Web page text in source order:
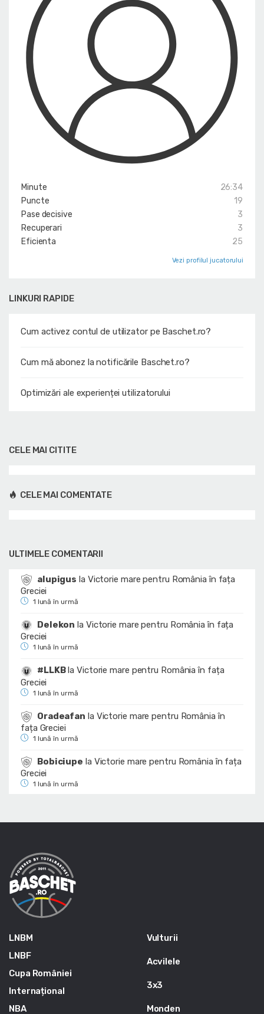
Minute
26:34
Puncte
19
Pase decisive
3
Recuperari
3
Eficienta
25
Vezi profilul jucatorului
LINKURI RAPIDE
Cum activez contul de utilizator pe Baschet.ro?
Cum mă abonez la notificările Baschet.ro?
Optimizări ale experienței utilizatorului
CELE MAI CITITE
CELE MAI COMENTATE
ULTIMELE COMENTARII
alupigus la Victorie mare pentru România în fața
Greciei
1 lună în urmă
Delekon la Victorie mare pentru România în fața
Greciei
1 lună în urmă
#LLKBlaVictorie mare pentru România în fața
Greciei
1 lună în urmă
Oradeafan la Victorie mare pentru România în
fața Greciei
1 lună în urmă
Bobiciupe la Victorie mare pentru România în fața
Greciei
1 lună în urmă
LNBM
LNBF
Cupa României
Internațional
NBA
Vulturii
Acvilele
3x3
Monden